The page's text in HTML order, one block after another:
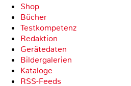
Shop
Bücher
Testkompetenz
Redaktion
Gerätedaten
Bildergalerien
Kataloge
RSS-Feeds